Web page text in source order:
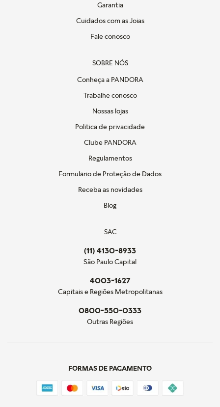
Garantia
Cuidados com as Joias
Fale conosco
SOBRE NÓS
Conheça a PANDORA
Trabalhe conosco
Nossas lojas
Politica de privacidade
Clube PANDORA
Regulamentos
Formulário de Proteção de Dados
Receba as novidades
Blog
SAC
(11) 4130-8933
São Paulo Capital
4003-1627
Capitais e Regiões Metropolitanas
0800-550-0333
Outras Regiões
FORMAS DE PAGAMENTO